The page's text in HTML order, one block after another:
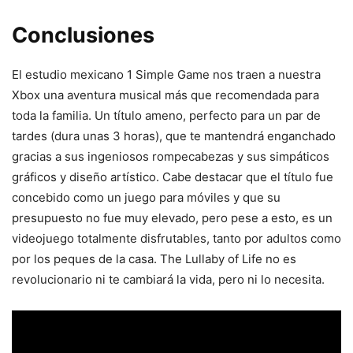
Conclusiones
El estudio mexicano 1 Simple Game nos traen a nuestra
Xbox una aventura musical más que recomendada para
toda la familia. Un título ameno, perfecto para un par de
tardes (dura unas 3 horas), que te mantendrá enganchado
gracias a sus ingeniosos rompecabezas y sus simpáticos
gráficos y diseño artístico. Cabe destacar que el título fue
concebido como un juego para móviles y que su
presupuesto no fue muy elevado, pero pese a esto, es un
videojuego totalmente disfrutables, tanto por adultos como
por los peques de la casa. The Lullaby of Life no es
revolucionario ni te cambiará la vida, pero ni lo necesita.